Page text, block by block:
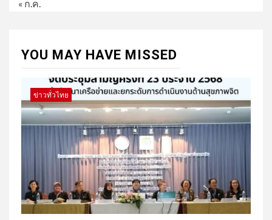
« ก.ค.
YOU MAY HAVE MISSED
ข่าวทั่วไทย